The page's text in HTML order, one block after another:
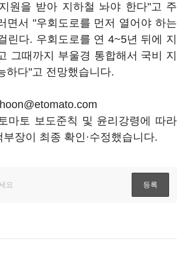
원을 받아 지하철 놔야 한다"고 주
면서 "우회도로를 먼저 열어야 하는
린다. 우회도로를 연 4~5년 뒤에 지
그때까지 부울경 통합해서 국비 지
하다"고 전망했습니다.
마토 보도준칙 및 윤리강령에 따라
장이 최종 확인·수정했습니다.